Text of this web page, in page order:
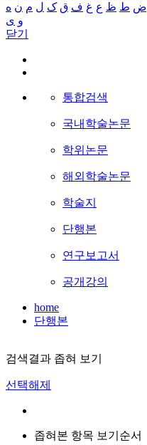
ض ط ظ ع غ ف ق ک ل م ن ه
و ی
닫기
통합검색
국내학술논문
학위논문
해외학술논문
학술지
단행본
연구보고서
공개강의
home
단행본
검색결과 좁혀 보기
선택해제
좁혀본 항목 보기순서